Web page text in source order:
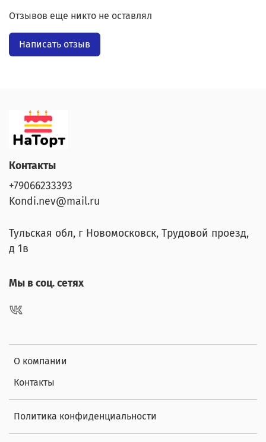
Отзывов еще никто не оставлял
Написать отзыв
О компании
Контакты
Политика конфиденциальности
Контакты
+79066233393
Kondi.nev@mail.ru
Тульская обл, г Новомосковск, Трудовой проезд,
д 1в
Мы в соц. сетях